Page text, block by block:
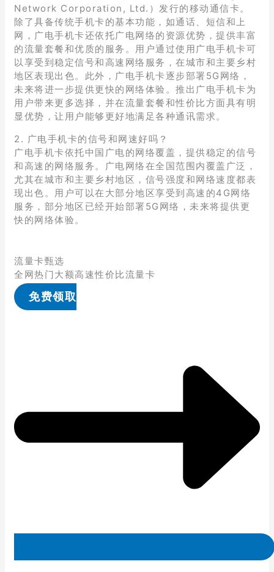
Network Corporation, Ltd.）发行的移动通信卡。
除了具备传统手机卡的基本功能，如通话、短信和上
网，广电手机卡还依托广电网络的资源优势，提供丰富
的流量套餐和优质的服务。用户通过使用广电手机卡可
以享受到稳定信号和高速网络服务，在城市和主要乡村
地区表现出色。此外，广电手机卡逐步部署5G网络，
未来将进一步提供更快的网络体验。推出广电手机卡为
用户带来更多选择，并在流量套餐和性价比方面具有明
显优势，让用户能够更好地满足各种通讯需求。
2. 广电手机卡的信号和网速好吗？
广电手机卡依托中国广电的网络覆盖，提供稳定的信号
和高速的网络服务。广电网络在全国范围内覆盖广泛，
尤其在城市和主要乡村地区，信号强度和网络速度都表
现出色。用户可以在大部分地区享受到高速的4G网络
服务，部分地区已经开始部署5G网络，未来将提供更
快的网络体验。
流量卡甄选
全网热门大额高速性价比流量卡
免费领取